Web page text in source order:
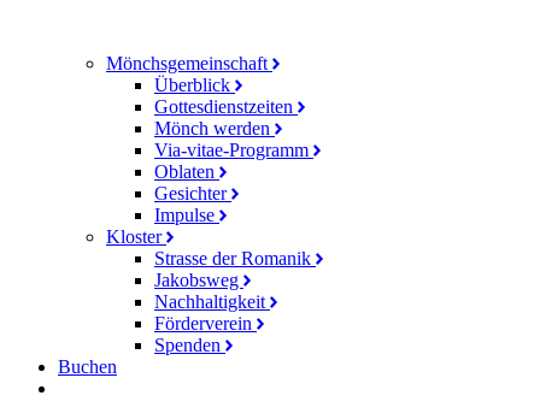
Mönchsgemeinschaft
Überblick
Gottesdienstzeiten
Mönch werden
Via-vitae-Programm
Oblaten
Gesichter
Impulse
Kloster
Strasse der Romanik
Jakobsweg
Nachhaltigkeit
Förderverein
Spenden
Buchen